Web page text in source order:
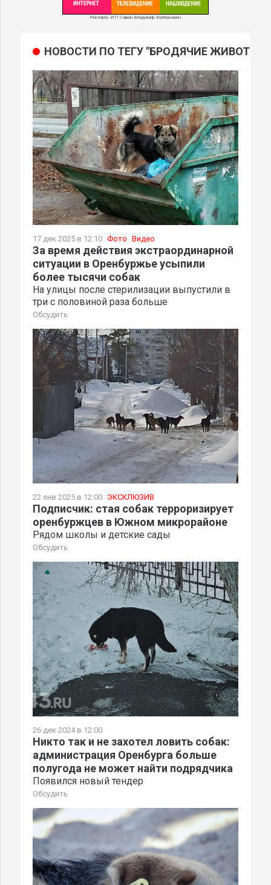
Реклама. ИП Савин Владимир Валерьевич
НОВОСТИ ПО ТЕГУ "БРОДЯЧИЕ
17 дек 2025 в 12:10 Фото Видео
За время действия экстраординарной
ситуации в Оренбуржье усыпили
более тысячи собак
На улицы после стерилизации выпустили в
три с половиной раза больше
Обсудить
22 янв 2025 в 12:00 ЭКСКЛЮЗИВ
Подписчик: стая собак терроризирует
оренбуржцев в Южном микрорайоне
Рядом школы и детские сады
Обсудить
26 дек 2024 в 12:00
Никто так и не захотел ловить собак:
администрация Оренбурга больше
полугода не может найти подрядчика
Появился новый тендер
Обсудить